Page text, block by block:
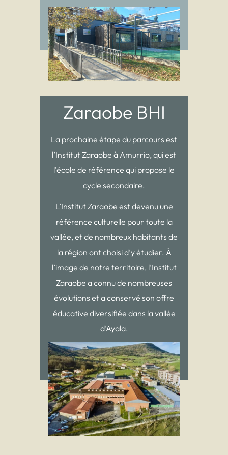
Zaraobe BHI
La prochaine étape du parcours est
l’Institut Zaraobe à Amurrio, qui est
l’école de référence qui propose le
cycle secondaire.
L’Institut Zaraobe est devenu une
référence culturelle pour toute la
vallée, et de nombreux habitants de
la région ont choisi d’y étudier. À
l’image de notre territoire, l’Institut
Zaraobe a connu de nombreuses
évolutions et a conservé son offre
éducative diversifiée dans la vallée
d’Ayala.